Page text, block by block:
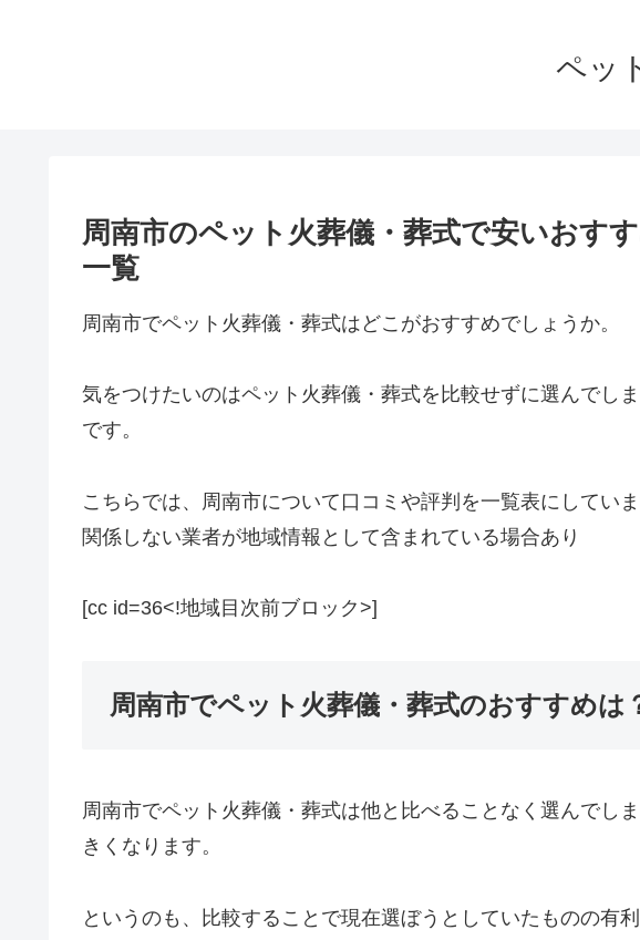
ペッ
周南市のペット火葬儀・葬式で安いおす
一覧
周南市でペット火葬儀・葬式はどこがおすすめでしょうか。
気をつけたいのはペット火葬儀・葬式を比較せずに選んでし
です。
こちらでは、周南市について口コミや評判を一覧表にしてい
関係しない業者が地域情報として含まれている場合あり
[cc id=36<!地域目次前ブロック>]
周南市でペット火葬儀・葬式のおすすめは
周南市でペット火葬儀・葬式は他と比べることなく選んでし
きくなります。
というのも、比較することで現在選ぼうとしていたものの有